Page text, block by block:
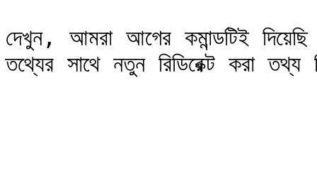
দেখুন, আমরা আগের কমান্ডটিই